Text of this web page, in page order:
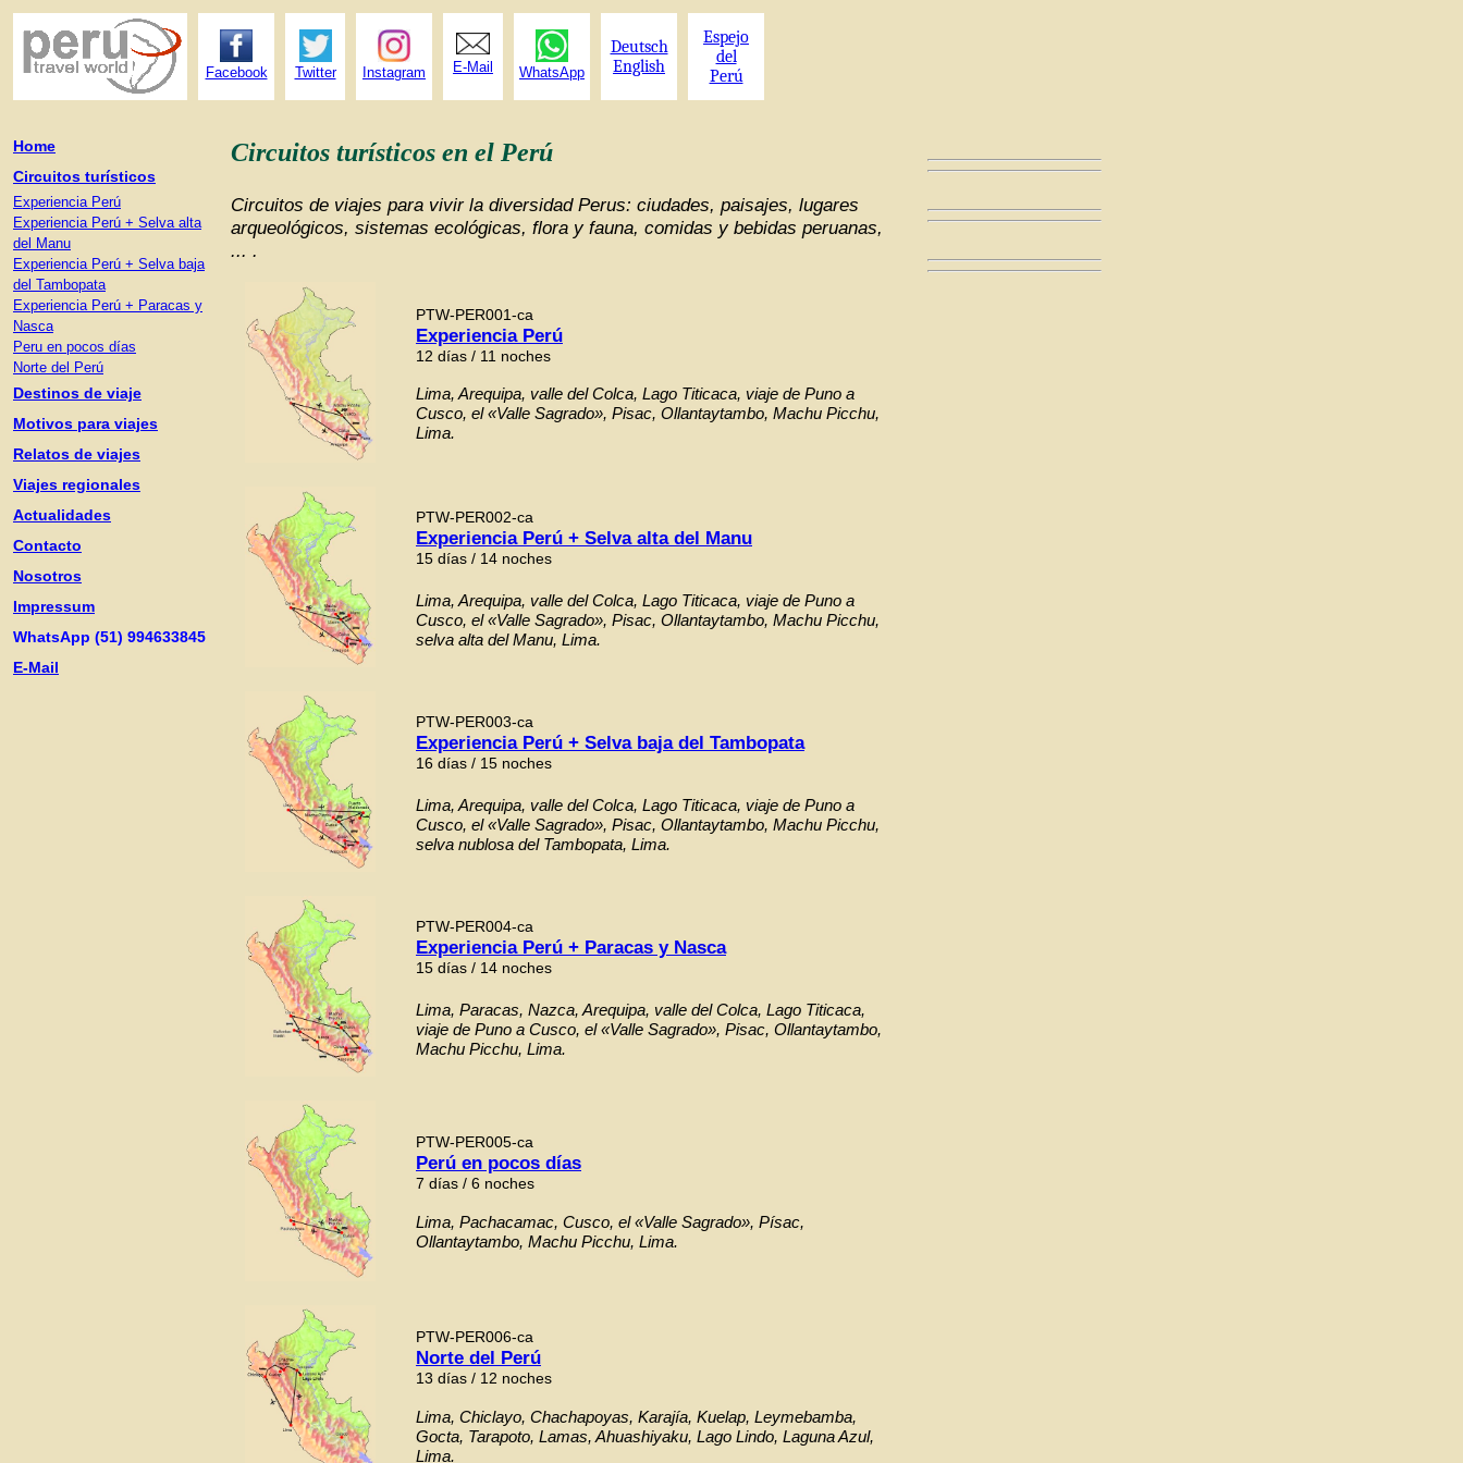
Circuitos turísticos en el Perú
Circuitos de viajes para vivir la diversidad Perus: ciudades, paisajes, lugares
arqueológicos, sistemas ecológicas, flora y fauna, comidas y bebidas peruanas,
... .
PTW-PER001-ca
Experiencia Perú
12 días / 11 noches
Lima, Arequipa, valle del Colca, Lago Titicaca, viaje de Puno a
Cusco, el «Valle Sagrado», Pisac, Ollantaytambo, Machu Picchu,
Lima.
PTW-PER002-ca
Experiencia Perú + Selva alta del Manu
15 días / 14 noches
Lima, Arequipa, valle del Colca, Lago Titicaca, viaje de Puno a
Cusco, el «Valle Sagrado», Pisac, Ollantaytambo, Machu Picchu,
selva alta del Manu, Lima.
PTW-PER003-ca
Experiencia Perú + Selva baja del Tambopata
16 días / 15 noches
Lima, Arequipa, valle del Colca, Lago Titicaca, viaje de Puno a
Cusco, el «Valle Sagrado», Pisac, Ollantaytambo, Machu Picchu,
selva nublosa del Tambopata, Lima.
PTW-PER004-ca
Experiencia Perú + Paracas y Nasca
15 días / 14 noches
Lima, Paracas, Nazca, Arequipa, valle del Colca, Lago Titicaca,
viaje de Puno a Cusco, el «Valle Sagrado», Pisac, Ollantaytambo,
Machu Picchu, Lima.
PTW-PER005-ca
Perú en pocos días
7 días / 6 noches
Lima, Pachacamac, Cusco, el «Valle Sagrado», Písac,
Ollantaytambo, Machu Picchu, Lima.
PTW-PER006-ca
Norte del Perú
13 días / 12 noches
Lima, Chiclayo, Chachapoyas, Karajía, Kuelap, Leymebamba,
Gocta, Tarapoto, Lamas, Ahuashiyaku, Lago Lindo, Laguna Azul,
Lima.
Home
Circuitos turísticos
Experiencia Perú
Experiencia Perú + Selva alta
del Manu
Experiencia Perú + Selva baja
del Tambopata
Experiencia Perú + Paracas y
Nasca
Peru en pocos días
Norte del Perú
Destinos de viaje
Motivos para viajes
Relatos de viajes
Viajes regionales
Actualidades
Contacto
Nosotros
Impressum
WhatsApp (51) 994633845
E-Mail
Facebook Twitter Instagram E-Mail WhatsApp
Deutsch
English
Espejo
del
Perú